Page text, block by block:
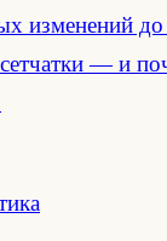
изменений до
— и